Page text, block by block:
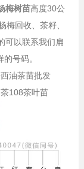
梅树苗高度30公
梅回收、茶籽、
可以联系我们扁
号码。